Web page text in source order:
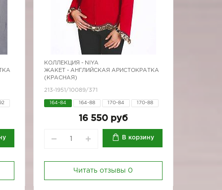
КОЛЛЕКЦИЯ - NIYA
ЖАКЕТ - АНГЛИЙСКАЯ АРИСТОКРАТКА
(КРАСНАЯ)
213-1951/10089/371
164-84 164-88 170-84 170-88
16 550 руб
В корзину
Читать отзывы 0